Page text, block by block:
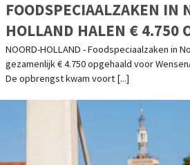
FOODSPECIAALZAKEN IN
HOLLAND HALEN € 4.750
STICHTING
HOLLAND MET
NOORD-HOLLAND - Foodspeciaalzaken in
gezamenlijk € 4.750 opgehaald voor
De opbrengst kwam voort [...]